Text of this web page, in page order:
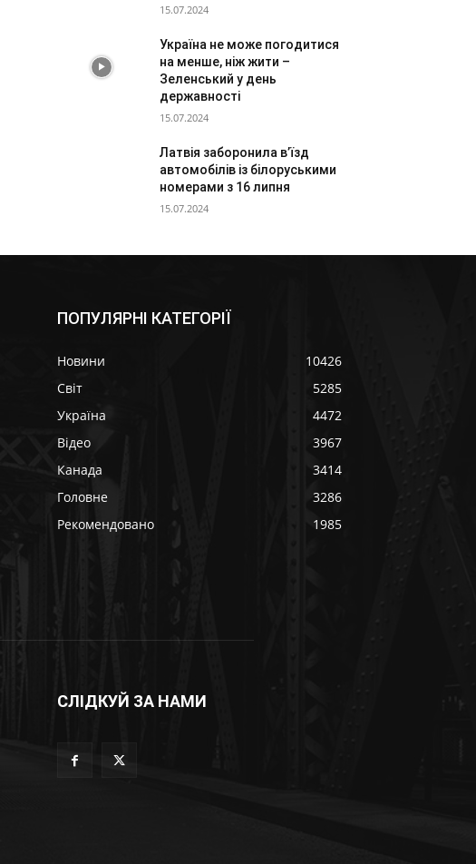
15.07.2024
Україна не може погодитися
на менше, ніж жити –
Зеленський у день
державності
15.07.2024
Латвія заборонила в’їзд
автомобілів із білоруськими
номерами з 16 липня
15.07.2024
ПОПУЛЯРНІ КАТЕГОРІЇ
Новини
10426
Світ
5285
Україна
4472
Відео
3967
Канада
3414
Головне
3286
Рекомендовано
1985
СЛІДКУЙ ЗА НАМИ